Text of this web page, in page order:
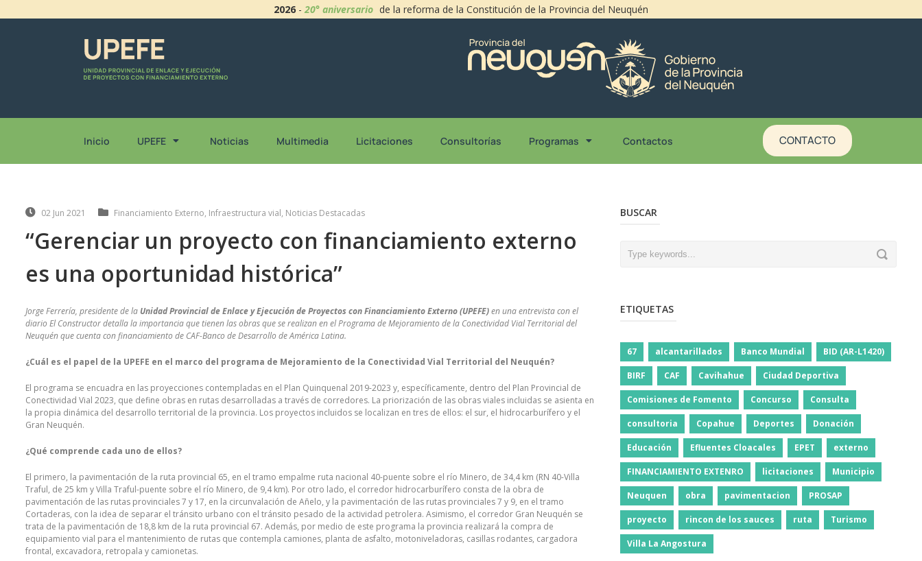
2026 -20° aniversario de la reforma de la Constitución de la Provincia del Neuquén
Inicio UPEFE Noticias Multimedia Licitaciones Consultorías Programas Contactos CONTACTO
02 Jun 2021 Financiamiento Externo, Infraestructura vial, Noticias Destacadas
“Gerenciar un proyecto con financiamiento externo
es una oportunidad histórica”
Jorge Ferrería, presidente de la Unidad Provincial de Enlace y Ejecución de Proyectos con Financiamiento Externo (UPEFE)en una entrevista con el
diario El Constructor detalla la importancia que tienen las obras que se realizan en el Programa de Mejoramiento de la Conectividad Vial Territorial del
Neuquén que cuenta con financiamiento de CAF-Banco de Desarrollo de América Latina.
¿Cuál es el papel de la UPEFE en el marco del programa de Mejoramiento de la Conectividad Vial Territorial del Neuquén?
El programa se encuadra en las proyecciones contempladas en el Plan Quinquenal 2019-2023 y, específicamente, dentro del Plan Provincial de
Conectividad Vial 2023, que define obras en rutas desarrolladas a través de corredores. La priorización de las obras viales incluidas se asienta en
la propia dinámica del desarrollo territorial de la provincia. Los proyectos incluidos se localizan en tres de ellos: el sur, el hidrocarburífero y el
Gran Neuquén.
¿Qué comprende cada uno de ellos?
El primero, la pavimentación de la ruta provincial 65, en el tramo empalme ruta nacional 40-puente sobre el río Minero, de 34,4 km (RN 40-Villa
Traful, de 25 km y Villa Traful-puente sobre el río Minero, de 9,4 km). Por otro lado, el corredor hidrocarburífero consta de la obra de
pavimentación de las rutas provinciales 7 y 17, en la circunvalación de Añelo, y la pavimentación de las rutas provinciales 7 y 9, en el tramo
Cortaderas, con la idea de separar el tránsito urbano con el tránsito pesado de la actividad petrolera. Asimismo, el corredor Gran Neuquén se
trata de la pavimentación de 18,8 km de la ruta provincial 67. Además, por medio de este programa la provincia realizará la compra de
equipamiento vial para el mantenimiento de rutas que contempla camiones, planta de asfalto, motoniveladoras, casillas rodantes, cargadora
frontal, excavadora, retropala y camionetas.
BUSCAR
ETIQUETAS
67 alcantarillados Banco Mundial BID (AR-L1420)
BIRF CAF Cavihahue Ciudad Deportiva
Comisiones de Fomento Concurso Consulta
consultoria Copahue Deportes Donación
Educación Efluentes Cloacales EPET externo
FINANCIAMIENTO EXTENRO licitaciones Municipio
Neuquen obra pavimentacion PROSAP
proyecto rincon de los sauces ruta Turismo
Villa La Angostura